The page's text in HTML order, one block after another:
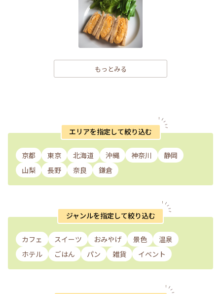
もっとみる
エリアを指定して絞り込む
京都 東京 北海道 沖縄 神奈川
静岡
山梨
長野 奈良 鎌倉
ジャンルを指定して絞り込む
カフェ スイーツ おみやげ 景色
温泉
ホテル
ごはん パン 雑貨 イベント